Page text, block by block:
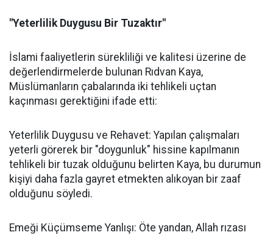
"Yeterlilik Duygusu Bir Tuzaktır"
İslami faaliyetlerin sürekliliği ve kalitesi üzerine de
değerlendirmelerde bulunan Rıdvan Kaya,
Müslümanların çabalarında iki tehlikeli uçtan
kaçınması gerektiğini ifade etti:
Yeterlilik Duygusu ve Rehavet: Yapılan çalışmaları
yeterli görerek bir "doygunluk" hissine kapılmanın
tehlikeli bir tuzak olduğunu belirten Kaya, bu durumun
kişiyi daha fazla gayret etmekten alıkoyan bir zaaf
olduğunu söyledi.
Emeği Küçümseme Yanlışı: Öte yandan, Allah rızası